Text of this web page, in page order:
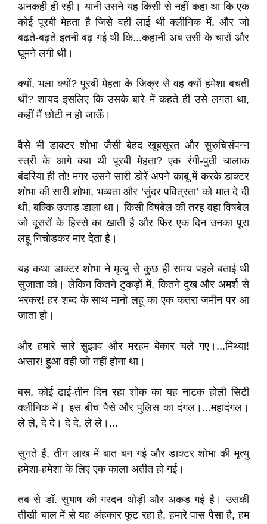
अनकही ही रही। यानी उसने यह किसी से नहीं कहा था कि एक
कोई पूरबी मेहता है जिसे वही लाई थी क्लीनिक में, और जो
बढ़ते-बढ़ते इतनी बढ़ गई थी कि...कहानी अब उसी के चारों और
घूमने लगी थी।
क्यों, भला क्यों? पूरबी मेहता के जिक्र से वह क्यों हमेशा बचती
थी? शायद इसलिए कि उसके बारे में कहते ही उसे लगता था,
कहीं मैं छोटी न हो जाऊँ।
वैसे भी डाक्टर शोभा जैसी बेहद खूबसूरत और सुरुचिसंपन्न
स्त्री के आगे क्या थी पूरबी मेहता? एक रंगी-पुती चालाक
बंदरिया ही तो! मगर उसने सारी डोरें अपने काबू में करके डाक्टर
शोभा की सारी शोभा, भव्यता और ‘सुंदर पवित्रता’ को मात दे दी
थी, बल्कि उजाड़ डाला था। किसी विषबेल की तरह वहा विषबेल
जो दूसरों के हिस्से का खाती है और फिर एक दिन उनका पूरा
लहू निचोड़कर मार देता है।
यह कथा डाक्टर शोभा ने मृत्यु से कुछ ही समय पहले बताई थी
सुजाता को। लेकिन कितने टुकड़ों में, कितने दुख और अमर्श से
भरकर! हर शब्द के साथ मानो लहू का एक कतरा जमीन पर आ
जाता हो।
और हमारे सारे सुझाव और मरहम बेकार चले गए।...मिथ्या!
असार! हुआ वही जो नहीं होना था।
बस, कोई ढाई-तीन दिन रहा शोक का यह नाटक होली सिटी
क्लीनिक में। इस बीच पैसे और पुलिस का दंगल।...महादंगल।
ले ले, दे दे। दे दे, ले ले।...
सुनते हैं, तीन लाख में बात बन गई और डाक्टर शोभा की मृत्यु
हमेशा-हमेशा के लिए एक काला अतीत हो गई।
तब से डॉ. सुभाष की गरदन थोड़ी और अकड़ गई है। उसकी
तीखी चाल में से यह अंहकार फूट रहा है, हमारे पास पैसा है, हम